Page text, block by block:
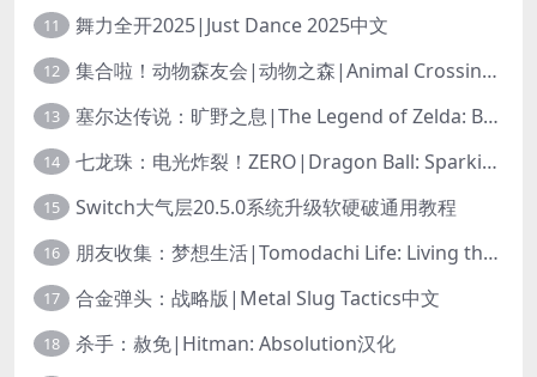
11 舞力全开2025|Just Dance 2025中文
12 集合啦！动物森友会|动物之森|Animal Crossing: New Horizons中文
13 塞尔达传说：旷野之息|The Legend of Zelda: Breath of the Wild中文
14 七龙珠：电光炸裂！ZERO|Dragon Ball: Sparking! Zero中文
15 Switch大气层20.5.0系统升级软硬破通用教程
16 朋友收集：梦想生活|Tomodachi Life: Living the Dream中文
17 合金弹头：战略版|Metal Slug Tactics中文
18
杀手：赦免|Hitman: Absolution汉化